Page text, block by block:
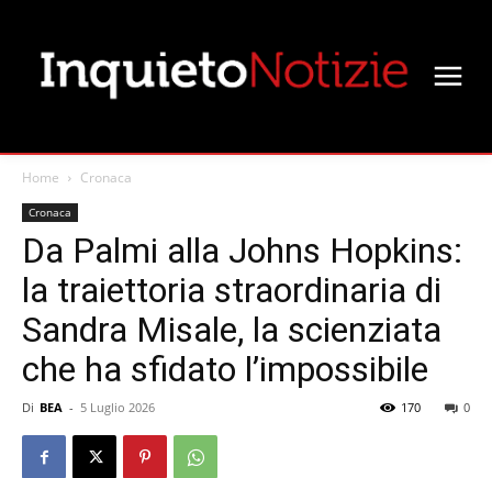
Home Cronaca
Cronaca
Da Palmi alla Johns Hopkins:
la traiettoria straordinaria di
Sandra Misale, la scienziata
che ha sfidato l’impossibile
Di BEA - 5 Luglio 2026 0
170